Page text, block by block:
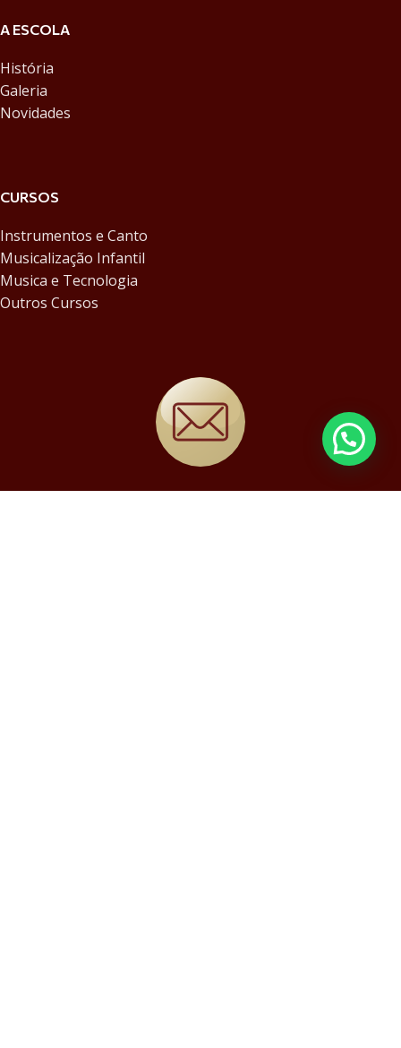
A ESCOLA
História
Galeria
Novidades
CURSOS
Instrumentos e Canto
Musicalização Infantil
Musica e Tecnologia
Outros Cursos